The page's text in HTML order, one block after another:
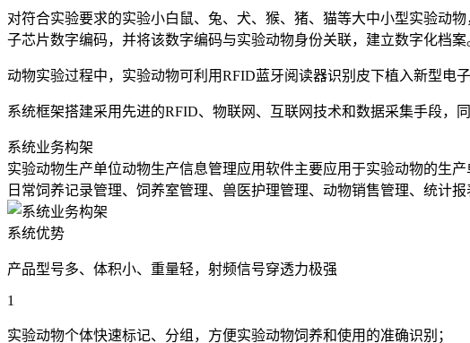
对符合实验要求的实验小白鼠、兔、犬、猴、猪、猫等大中小型实验动
子芯片数字编码，并将该数字编码与实验动物身份关联，建立数字化档案
动物实验过程中，实验动物可利用RFID蓝牙阅读器识别皮下植入新型
系统框架搭建采用先进的RFID、物联网、互联网技术和数据采集手段
系统业务构架
实验动物生产单位动物生产信息管理应用软件主要应用于实验动物的生
日常饲养记录管理、饲养室管理、兽医护理管理、动物销售管理、统计
系统优势
产品型号多、体积小、重量轻，射频信号穿透力极强
1
实验动物个体快速标记、分组，方便实验动物饲养和使用的准确识别；